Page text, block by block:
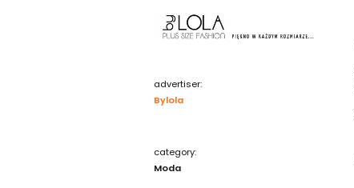
advertiser:
Bylola
category:
Moda